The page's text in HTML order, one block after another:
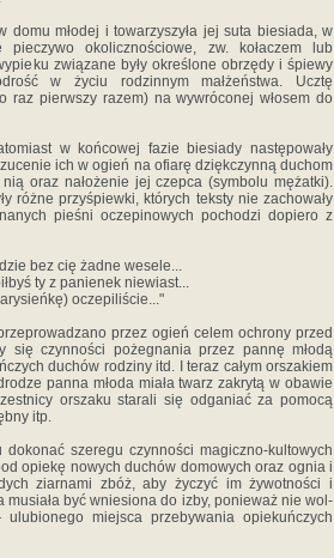
domu młodej i towarzyszyła jej suta biesiada, w
okolicznościowe, zw. kołaczem lub
związane były określone obrzędy i śpie­wy
w ży­ciu rodzinnym małżeństwa. Ucztę
raz pierwszy razem) na wywróconej włosem do
w końcowej fazie biesiady nastę­powały
ich w ogień na ofiarę dziękczynną duchom
oraz na­łożenie jej czepca (symbolu mężatki).
różne przyśpiewki, których teksty nie zachowały
pieśni oczepinowych pochodzi dopiero z
bez cię żadne wesele...
ty z panienek niewiast...
oczepiliście..."
przez ogień celem ochrony przed
się czynności pożeg­nania przez pannę młodą
duchów rodziny itd. I teraz całym orszakiem
panna młoda miała twarz zakrytą w obawie
orszaku starali się odganiać za pomocą
itp.
sze­regu czynności magiczno-kultowych
opiekę nowych duchów domowych oraz ognia i
ziarnami zbóż, aby życzyć im ży­wotności i
musiała być wniesiona do izby, ponieważ nie wol­
miejsca przebywania opiekuńczych